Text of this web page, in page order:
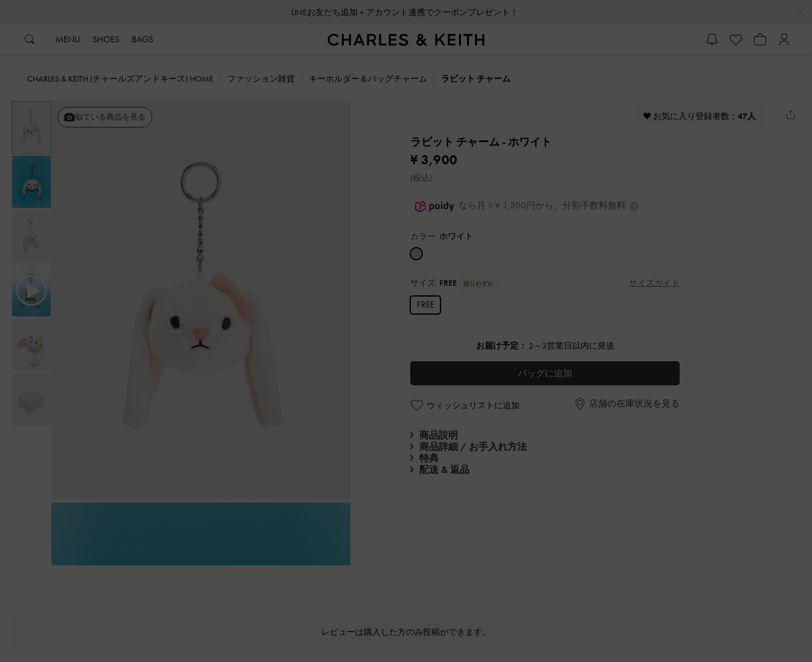
LINEお友だち追加＋アカウント連携でクーポンプレゼント！
MENU SHOES BAGS
CHARLES & KEITH (チャールズアンドキース) HOME ファッション雑貨 キーホルダー＆バッグチャーム ラビット チャーム
♥ お気に入り登録者数： 47人
似ている商品を見る
ラビット チャーム - ホワイト
¥ 3,900
(税込)
なら月々¥ 1,300円から。分割手数料無料
カラー: ホワイト
サイズ: FREE 残りわずか サイズガイド
FREE
お届け予定： 2～3営業日以内に発送
バッグに追加
ウィッシュリストに追加 店舗の在庫状況を見る
商品説明
商品詳細 / お手入れ方法
特典
配送 & 返品
レビューは購入した方のみ投稿ができます。